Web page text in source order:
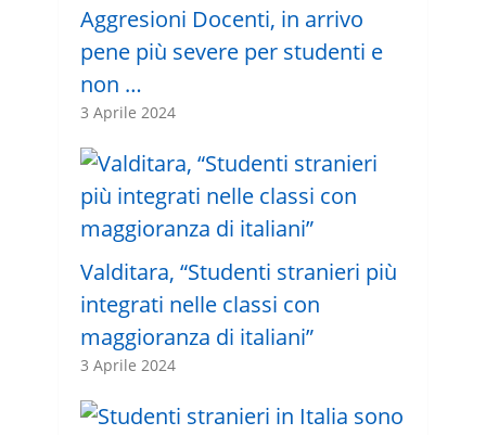
Aggresioni Docenti, in arrivo
pene più severe per studenti e
non …
3 Aprile 2024
Valditara, “Studenti stranieri più
integrati nelle classi con
maggioranza di italiani”
3 Aprile 2024